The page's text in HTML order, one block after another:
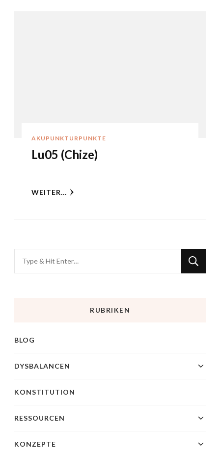
AKUPUNKTURPUNKTE
Lu05 (Chize)
WEITER...
RUBRIKEN
BLOG
DYSBALANCEN
KONSTITUTION
RESSOURCEN
KONZEPTE